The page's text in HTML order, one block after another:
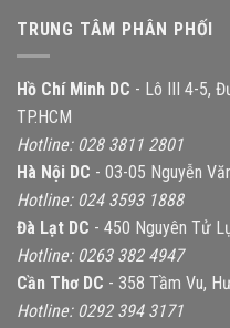
TRUNG TÂM PHÂN PHỐI
Hồ Chí Minh DC - Lô III 4-5,
TP.HCM
Hotline: 028 3811 2801
Hà Nội DC - 03-05 Nguyễn
Hotline: 024 3593 1888
Đà Lạt DC - 450 Nguyên Tử
Hotline: 0263 382 4947
Cần Thơ DC - 358 Tầm Vu,
Hotline: 0292 394 3171